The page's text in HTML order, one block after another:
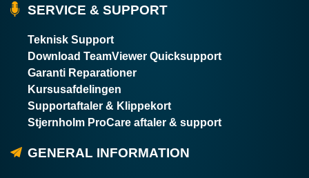
SERVICE & SUPPORT
Teknisk Support
Download TeamViewer Quicksupport
Garanti Reparationer
Kursusafdelingen
Supportaftaler & Klippekort
Stjernholm ProCare aftaler & support
GENERAL INFORMATION